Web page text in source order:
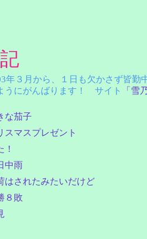
年３月から、１日も欠かさず皆
うにがんばります！ サイト
「雪
な茄子
スマスプレゼント
！
中雨
はされたみたいだけど
８敗